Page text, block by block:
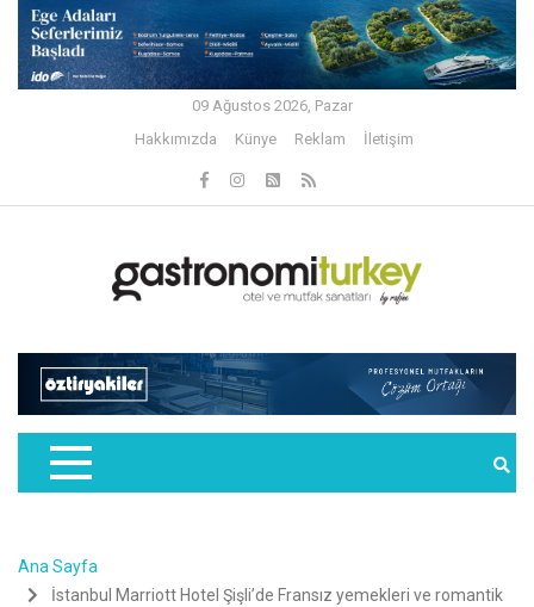
09 Ağustos 2026, Pazar
Hakkımızda
Künye Reklam İletişim
Ana Sayfa
İstanbul Marriott Hotel Şişli’de Fransız yemekleri ve romantik